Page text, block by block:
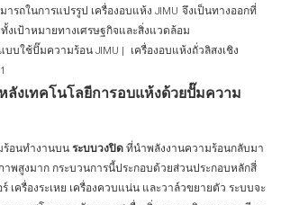
รถในการแปรรูป เครื่องอบแห้ง JIMU จึงเป็นทางออกที่
งเป้าหมายทางเศรษฐกิจและสิ่งแวดล้อม
ลังเทคโนโลยีการอบแห้งด้วยปั๊มความ
ร้อนทำงานบน ระบบวงปิด ที่นำพลังงานความร้อนกลับมา
พสูงมาก กระบวนการนี้ประกอบด้วยส่วนประกอบหลักสี่
เครื่องระเหย เครื่องควบแน่น และวาล์วขยายตัว ระบบจะ